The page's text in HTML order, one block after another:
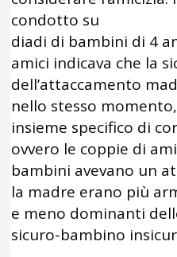
condotto su
diadi di bambini di 4
amici indicava che la
dell’attaccamento
nello stesso
insieme specifico di
ovvero le coppie di
bambini avevano un
la madre erano più
e meno dominanti
sicuro-bambino